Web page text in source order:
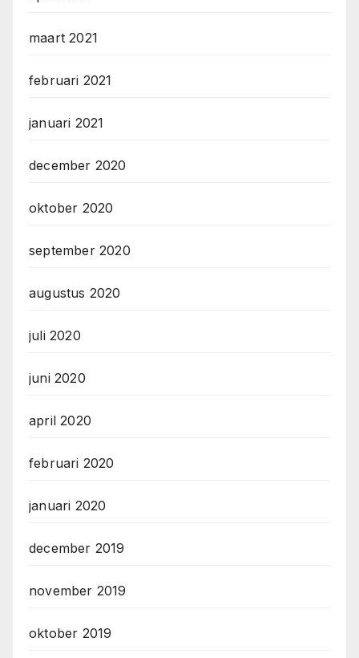
maart 2021
februari 2021
januari 2021
december 2020
oktober 2020
september 2020
augustus 2020
juli 2020
juni 2020
april 2020
februari 2020
januari 2020
december 2019
november 2019
oktober 2019